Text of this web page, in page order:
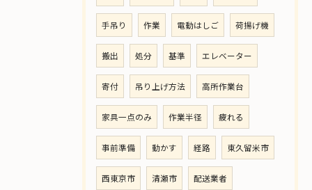
手吊り 作業 電動はしご 荷揚げ機
搬出 処分 基準 エレベーター
寄付 吊り上げ方法 高所作業台
家具一点のみ 作業半径 疲れる
事前準備 動かす 経路 東久留米市
西東京市 清瀬市 配送業者